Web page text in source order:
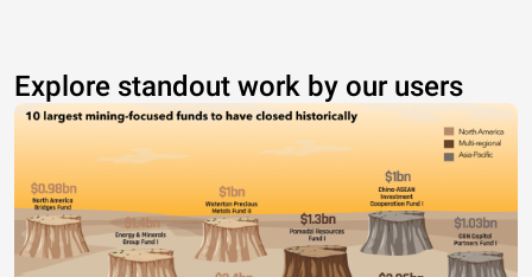
Explore standout work by our users